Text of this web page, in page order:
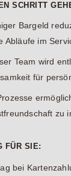
SCHRITT
Bargeld
Abläufe im
Team wird
für
zu
FÜR SIE:
bei